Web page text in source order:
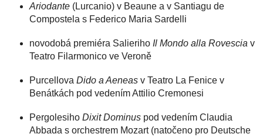
Ariodante (Lurcanio) v Beaune a v Santiagu de
Compostela s Federico Maria Sardelli
novodobá premiéra Salieriho Il Mondo alla Rovescia v
Teatro Filarmonico ve Veroně
Purcellova Dido a Aeneas v Teatro La Fenice v
Benátkách pod vedením Attilio Cremonesi
Pergolesiho Dixit Dominus pod vedením Claudia
Abbada s orchestrem Mozart (natočeno pro Deutsche